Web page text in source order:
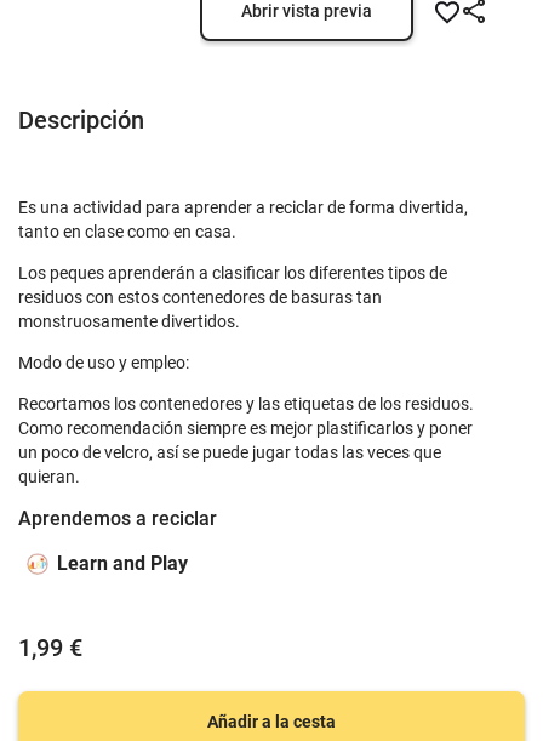
Abrir vista previa
Descripción
Es una actividad para aprender a reciclar de forma divertida,
tanto en clase como en casa.
Los peques aprenderán a clasificar los diferentes tipos de
residuos con estos contenedores de basuras tan
monstruosamente divertidos.
Modo de uso y empleo:
Recortamos los contenedores y las etiquetas de los residuos.
Como recomendación siempre es mejor plastificarlos y poner
un poco de velcro, así se puede jugar todas las veces que
quieran.
Aprendemos a reciclar
Learn and Play
1,99 €
Añadir a la cesta